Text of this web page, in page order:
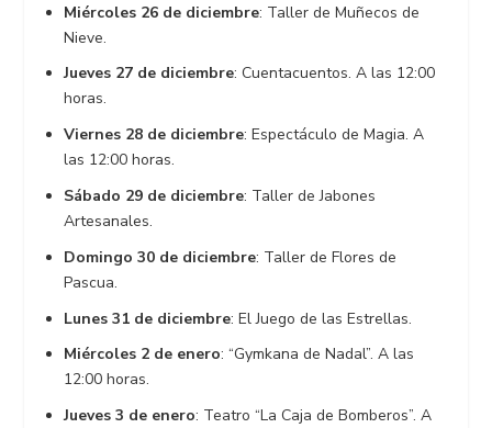
Miércoles 26 de diciembre: Taller de Muñecos de
Nieve.
Jueves 27 de diciembre: Cuentacuentos. A las 12:00
horas.
Viernes 28 de diciembre: Espectáculo de Magia. A
las 12:00 horas.
Sábado 29 de diciembre: Taller de Jabones
Artesanales.
Domingo 30 de diciembre: Taller de Flores de
Pascua.
Lunes 31 de diciembre: El Juego de las Estrellas.
Miércoles 2 de enero: “Gymkana de Nadal”. A las
12:00 horas.
Jueves 3 de enero: Teatro “La Caja de Bomberos”. A